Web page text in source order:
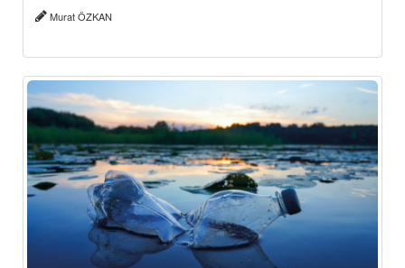
Murat ÖZKAN